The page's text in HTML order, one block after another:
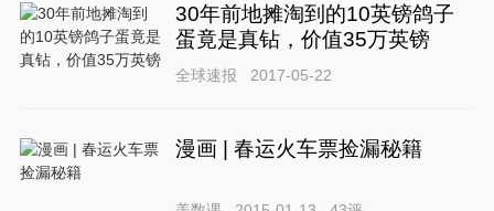
30年前地摊淘到的10英镑鸽子
蛋竟是真钻，价值35万英镑
全球速报 2017-05-22
漫画 | 春运火车票捡漏秘籍